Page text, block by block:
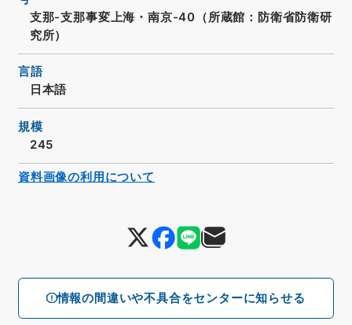
情報の間違いや不具合をセンターに知らせる
支那-支那事変上海・南京-40（所蔵館：防衛省防衛研
究所）
言語
日本語
規模
245
資料画像の利用について